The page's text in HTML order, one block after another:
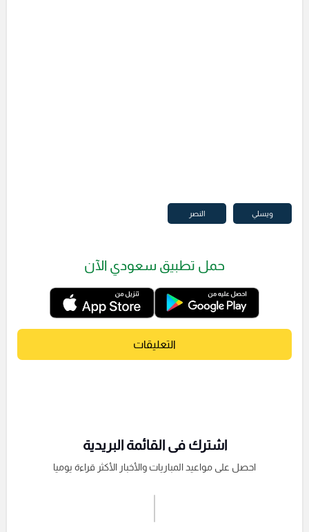
ويسلي النصر
حمل تطبيق سعودي الآن
التعليقات
اشترك فى القائمة البريدية
احصل على مواعيد المباريات والأخبار الأكثر قراءة يوميا